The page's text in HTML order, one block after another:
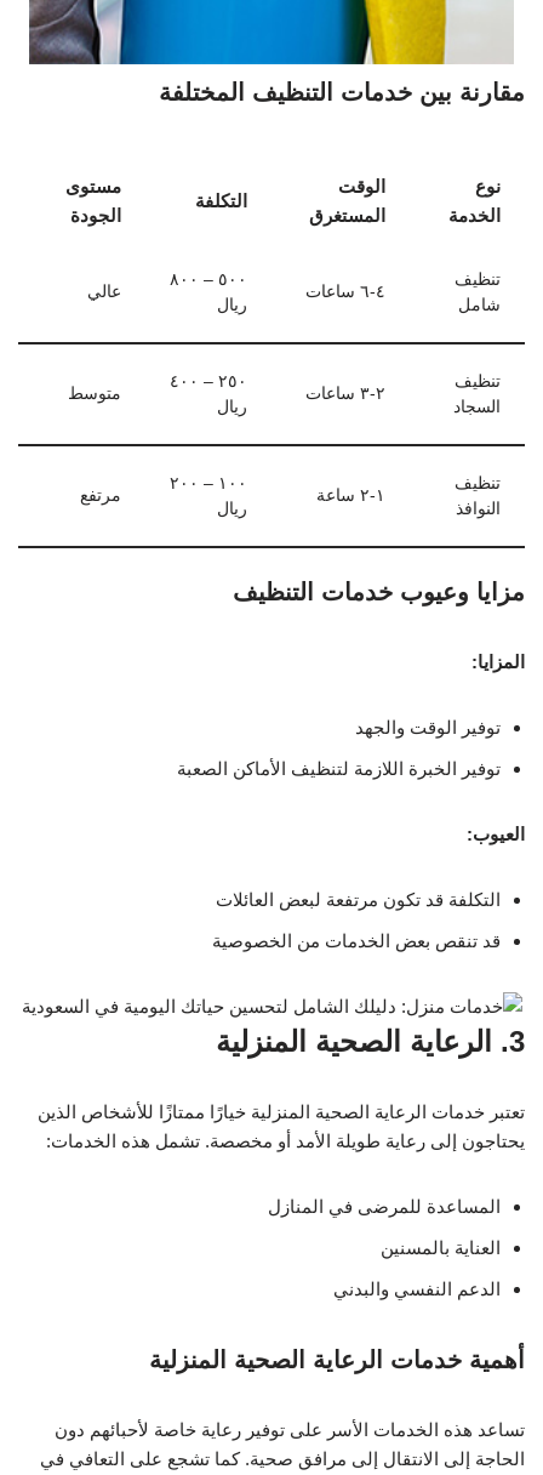
مقارنة بين خدمات التنظيف المختلفة
نوع
الخدمة
الوقت
المستغرق
التكلفة
مستوى
الجودة
تنظيف
شامل
٤-٦ ساعات
٥٠٠ – ٨٠٠
ريال
عالي
تنظيف
السجاد
٢-٣ ساعات
٢٥٠ – ٤٠٠
ريال
متوسط
تنظيف
النوافذ
١-٢ ساعة
١٠٠ – ٢٠٠
ريال
مرتفع
مزايا وعيوب خدمات التنظيف
المزايا:
توفير الوقت والجهد
توفير الخبرة اللازمة لتنظيف الأماكن الصعبة
العيوب:
التكلفة قد تكون مرتفعة لبعض العائلات
قد تنقص بعض الخدمات من الخصوصية
3. الرعاية الصحية المنزلية
تعتبر خدمات الرعاية الصحية المنزلية خيارًا ممتازًا للأشخاص الذين
يحتاجون إلى رعاية طويلة الأمد أو مخصصة. تشمل هذه الخدمات:
المساعدة للمرضى في المنازل
العناية بالمسنين
الدعم النفسي والبدني
أهمية خدمات الرعاية الصحية المنزلية
تساعد هذه الخدمات الأسر على توفير رعاية خاصة لأحبائهم دون
الحاجة إلى الانتقال إلى مرافق صحية. كما تشجع على التعافي في